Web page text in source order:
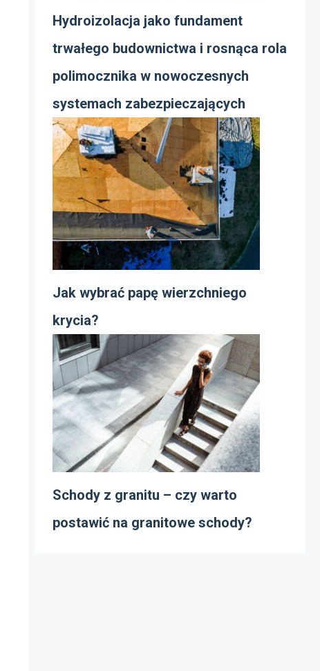
Hydroizolacja jako fundament
trwałego budownictwa i rosnąca rola
polimocznika w nowoczesnych
systemach zabezpieczających
Jak wybrać papę wierzchniego
krycia?
Schody z granitu – czy warto
postawić na granitowe schody?